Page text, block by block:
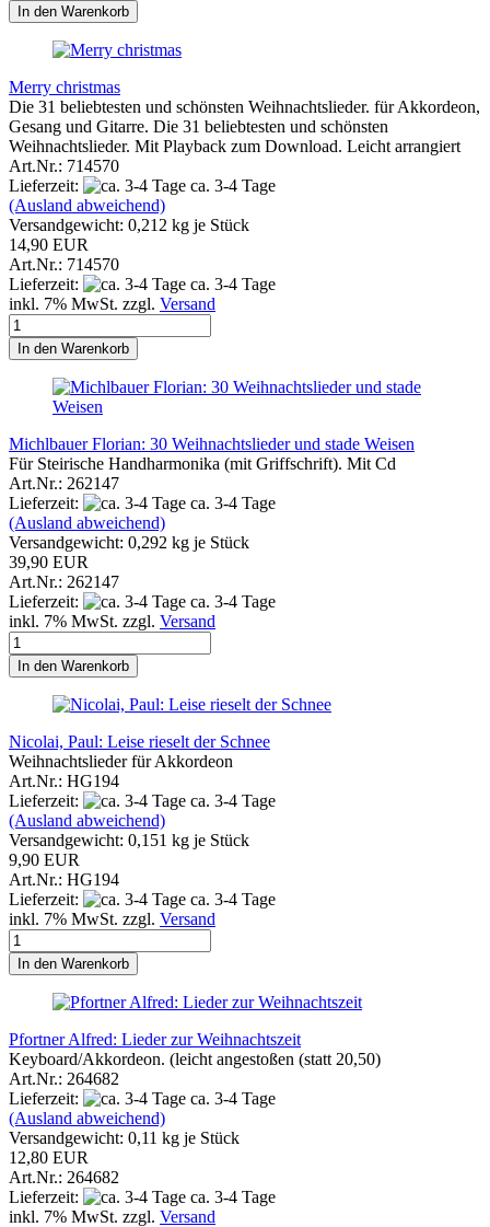
In den Warenkorb
Merry christmas
Die 31 beliebtesten und schönsten Weihnachtslieder. für Akkordeon,
Gesang und Gitarre. Die 31 beliebtesten und schönsten
Weihnachtslieder. Mit Playback zum Download. Leicht arrangiert
Art.Nr.: 714570
Lieferzeit:
ca. 3-4 Tage
(Ausland abweichend)
Versandgewicht: 0,212 kg je Stück
14,90 EUR
Art.Nr.: 714570
Lieferzeit:
ca. 3-4 Tage
inkl. 7% MwSt. zzgl. Versand
In den Warenkorb
Michlbauer Florian: 30 Weihnachtslieder und stade Weisen
Für Steirische Handharmonika (mit Griffschrift). Mit Cd
Art.Nr.: 262147
Lieferzeit:
ca. 3-4 Tage
(Ausland abweichend)
Versandgewicht: 0,292 kg je Stück
39,90 EUR
Art.Nr.: 262147
Lieferzeit:
ca. 3-4 Tage
inkl. 7% MwSt. zzgl. Versand
In den Warenkorb
Nicolai, Paul: Leise rieselt der Schnee
Weihnachtslieder für Akkordeon
Art.Nr.: HG194
Lieferzeit:
ca. 3-4 Tage
(Ausland abweichend)
Versandgewicht: 0,151 kg je Stück
9,90 EUR
Art.Nr.: HG194
Lieferzeit:
ca. 3-4 Tage
inkl. 7% MwSt. zzgl. Versand
In den Warenkorb
Pfortner Alfred: Lieder zur Weihnachtszeit
Keyboard/Akkordeon. (leicht angestoßen (statt 20,50)
Art.Nr.: 264682
Lieferzeit:
ca. 3-4 Tage
(Ausland abweichend)
Versandgewicht: 0,11 kg je Stück
12,80 EUR
Art.Nr.: 264682
Lieferzeit:
ca. 3-4 Tage
inkl. 7% MwSt. zzgl. Versand